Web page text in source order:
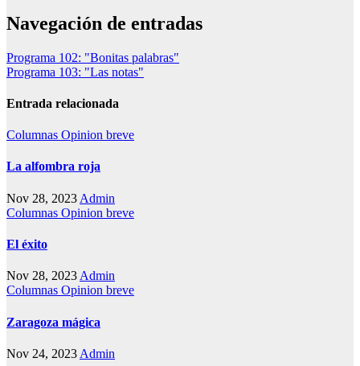
Navegación de entradas
Programa 102: "Bonitas palabras"
Programa 103: "Las notas"
Entrada relacionada
Columnas Opinion breve
La alfombra roja
Nov 28, 2023 Admin
Columnas Opinion breve
El éxito
Nov 28, 2023 Admin
Columnas Opinion breve
Zaragoza mágica
Nov 24, 2023 Admin